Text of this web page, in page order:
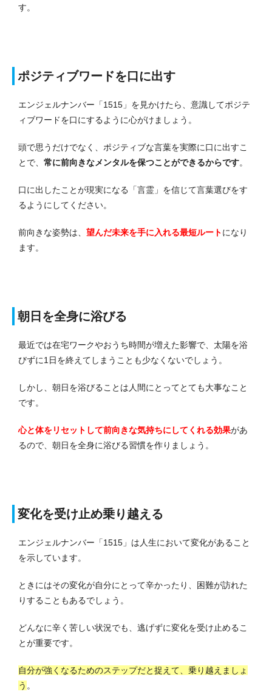
す。
ポジティブワードを口に出す
エンジェルナンバー「1515」を見かけたら、意識してポジテ
ィブワードを口にするように心がけましょう。
頭で思うだけでなく、ポジティブな言葉を実際に口に出すこ
とで、 常に前向きなメンタルを保つことができるからです。
口に出したことが現実になる「言霊」を信じて言葉選びをす
るようにしてください。
前向きな姿勢は、 望んだ未来を手に入れる最短ルートになり
ます。
朝日を全身に浴びる
最近では在宅ワークやおうち時間が増えた影響で、太陽を浴
びずに1日を終えてしまうことも少なくないでしょう。
しかし、朝日を浴びることは人間にとってとても大事なこと
です。
心と体をリセットして前向きな気持ちにしてくれる効果があ
るので、朝日を全身に浴びる習慣を作りましょう。
変化を受け止め乗り越える
エンジェルナンバー「1515」は人生において変化があること
を示しています。
ときにはその変化が自分にとって辛かったり、困難が訪れた
りすることもあるでしょう。
どんなに辛く苦しい状況でも、逃げずに変化を受け止めるこ
とが重要です。
自分が強くなるためのステップだと捉えて、乗り越えましょ
う 。